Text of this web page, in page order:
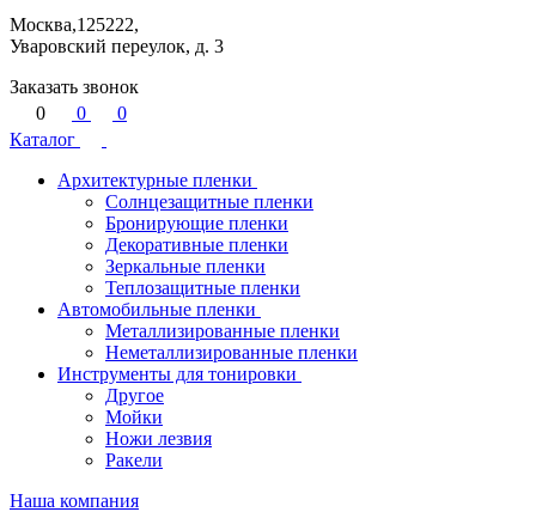
Москва,125222,
Уваровский переулок, д. 3
Заказать звонок
0
0
0
Каталог
Архитектурные пленки
Солнцезащитные пленки
Бронирующие пленки
Декоративные пленки
Зеркальные пленки
Теплозащитные пленки
Автомобильные пленки
Металлизированные пленки
Неметаллизированные пленки
Инструменты для тонировки
Другое
Мойки
Ножи лезвия
Ракели
Наша компания